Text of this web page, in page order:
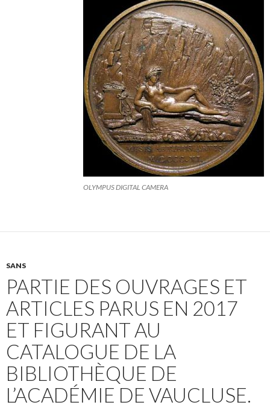
OLYMPUS DIGITAL CAMERA
SANS
PARTIE DES OUVRAGES ET
ARTICLES PARUS EN 2017
ET FIGURANT AU
CATALOGUE DE LA
BIBLIOTHÈQUE DE
L’ACADÉMIE DE VAUCLUSE.